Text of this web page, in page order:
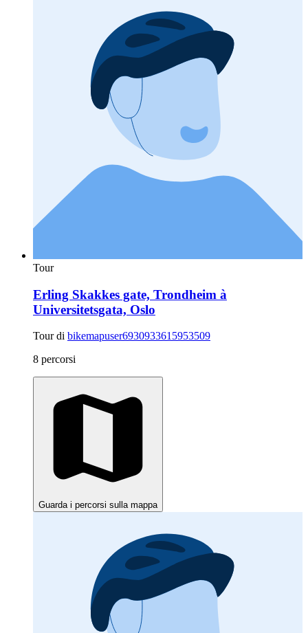
Tour
Erling Skakkes gate, Trondheim à
Universitetsgata, Oslo
Tour di bikemapuser6930933615953509
8 percorsi
Guarda i percorsi sulla mappa